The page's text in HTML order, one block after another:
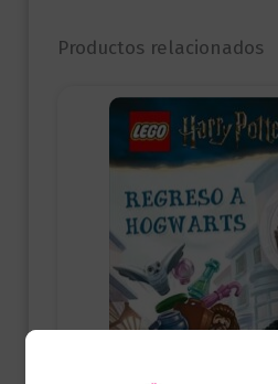
Productos relacionados